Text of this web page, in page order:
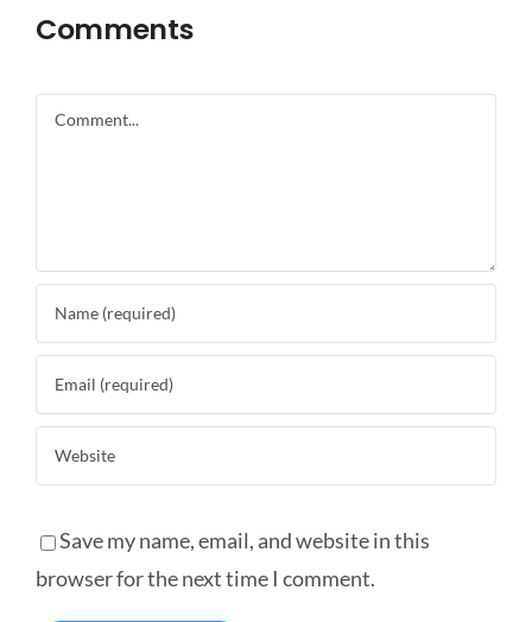
Comments
Comment
Save my name, email, and website in this
browser for the next time I comment.